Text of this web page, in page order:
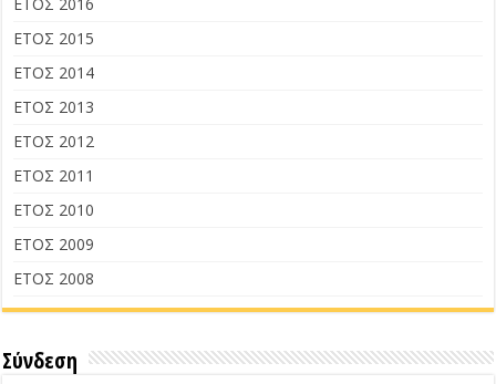
ΕΤΟΣ 2016
ΕΤΟΣ 2015
ΕΤΟΣ 2014
ΕΤΟΣ 2013
ΕΤΟΣ 2012
ΕΤΟΣ 2011
ΕΤΟΣ 2010
ΕΤΟΣ 2009
ΕΤΟΣ 2008
Σύνδεση